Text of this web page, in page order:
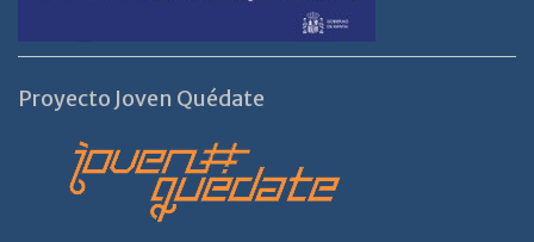
Proyecto Joven Quédate